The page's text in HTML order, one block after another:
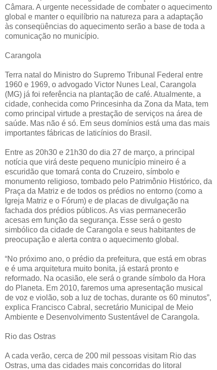
Câmara. A urgente necessidade de combater o aquecimento
global e manter o equilíbrio na natureza para a adaptação
às conseqüências do aquecimento serão a base de toda a
comunicação no município.
Carangola
Terra natal do Ministro do Supremo Tribunal Federal entre
1960 e 1969, o advogado Victor Nunes Leal, Carangola
(MG) já foi referência na plantação de café. Atualmente, a
cidade, conhecida como Princesinha da Zona da Mata, tem
como principal virtude a prestação de serviços na área de
saúde. Mas não é só. Em seus domínios está uma das mais
importantes fábricas de laticínios do Brasil.
Entre as 20h30 e 21h30 do dia 27 de março, a principal
notícia que virá deste pequeno município mineiro é a
escuridão que tomará conta do Cruzeiro, símbolo e
monumento religioso, tombado pelo Patrimônio Histórico, da
Praça da Matriz e de todos os prédios no entorno (como a
Igreja Matriz e o Fórum) e de placas de divulgação na
fachada dos prédios públicos. As vias permanecerão
acesas em função da segurança. Esse será o gesto
simbólico da cidade de Carangola e seus habitantes de
preocupação e alerta contra o aquecimento global.
“No próximo ano, o prédio da prefeitura, que está em obras
e é uma arquitetura muito bonita, já estará pronto e
reformado. Na ocasião, ele será o grande símbolo da Hora
do Planeta. Em 2010, faremos uma apresentação musical
de voz e violão, sob a luz de tochas, durante os 60 minutos”,
explica Francisco Cabral, secretário Municipal de Meio
Ambiente e Desenvolvimento Sustentável de Carangola.
Rio das Ostras
A cada verão, cerca de 200 mil pessoas visitam Rio das
Ostras, uma das cidades mais concorridas do litoral